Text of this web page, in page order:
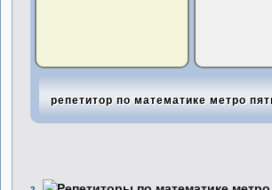
репетитор по математике метро